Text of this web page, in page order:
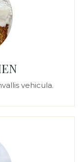
vehicula.